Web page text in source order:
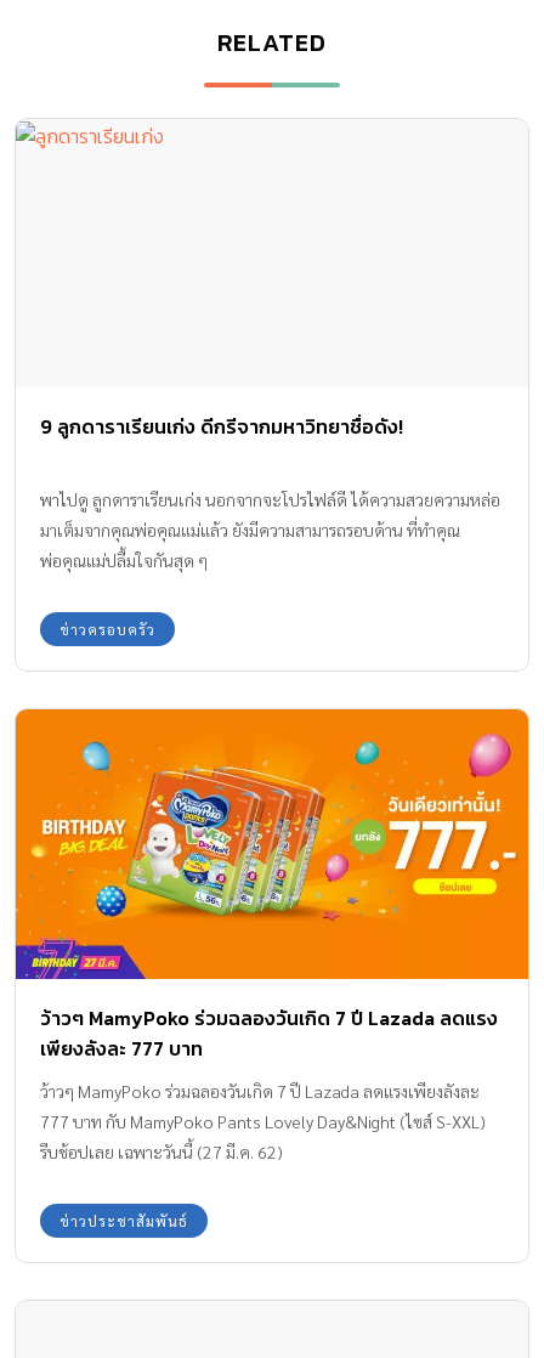
RELATED
9 ลูกดาราเรียนเก่ง ดีกรีจากมหาวิทยาชื่อดัง!
พาไปดู ลูกดาราเรียนเก่ง นอกจากจะโปรไฟล์ดี ได้ความสวยความหล่อ
มาเต็มจากคุณพ่อคุณแม่แล้ว ยังมีความสามารถรอบด้าน ที่ทำคุณ
พ่อคุณแม่ปลื้มใจกันสุด ๆ
ข่าวครอบครัว
ว้าวๆ MamyPoko ร่วมฉลองวันเกิด 7 ปี Lazada ลดแรง
เพียงลังละ 777 บาท
ว้าวๆ MamyPoko ร่วมฉลองวันเกิด 7 ปี Lazada ลดแรงเพียงลังละ
777 บาท กับ MamyPoko Pants Lovely Day&Night (ไซส์ S-XXL)
รีบช้อปเลย เฉพาะวันนี้ (27 มี.ค. 62)
ข่าวประชาสัมพันธ์